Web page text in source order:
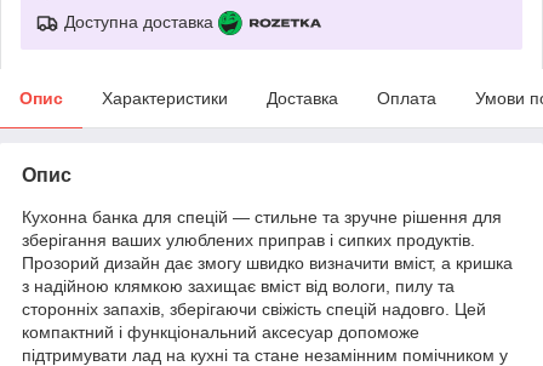
Доступна доставка
Опис Характеристики Доставка Оплата Умови
Опис
Кухонна банка для спецій — стильне та зручне рішення для
зберігання ваших улюблених приправ і сипких продуктів.
Прозорий дизайн дає змогу швидко визначити вміст, а кришка
з надійною клямкою захищає вміст від вологи, пилу та
сторонніх запахів, зберігаючи свіжість спецій надовго. Цей
компактний і функціональний аксесуар допоможе
підтримувати лад на кухні та стане незамінним помічником у